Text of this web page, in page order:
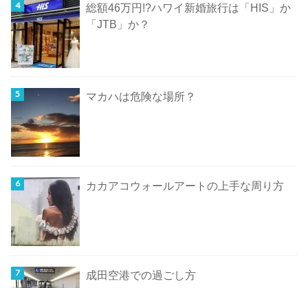
総額46万円!?ハワイ新婚旅行は「HIS」か
「JTB」か？
マカハは危険な場所？
カカアコウォールアートの上手な周り方
成田空港での過ごし方